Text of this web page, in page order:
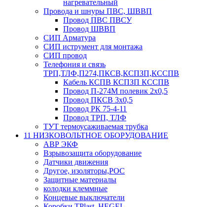
нагревательный
Провода и шнуры ПВС, ШВВП
Провод ПВС ПВСУ
Провод ШВВП
СИП Арматура
СИП иструмент для монтажа
СИП провод
Телефония и связь
ТРП,ТЛФ,П274,ПКСВ,КСПЗП,КССПВ
Кабель КСПВ КСПЗП КССПВ
Провод П-274М полевик 2х0,5
Провод ПКСВ 3х0,5
Провод РК 75-4-11
Провод ТРП, ТЛФ
ТУТ термоусаживаемая трубка
11 НИЗКОВОЛЬТНОЕ ОБОРУДОВАНИЕ
АВР ЭКФ
Взрывозащита оборудование
Датчики движения
Другое, изоляторы,РОС
Защитные материалы
колодки клеммные
Концевые выключатели